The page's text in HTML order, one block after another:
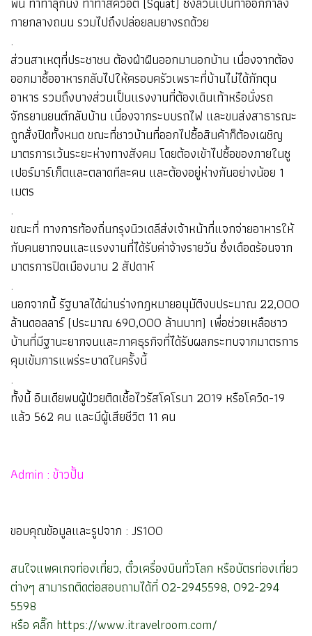
กายกลางถนน รวมไปถึงปล่อยลมยางรถด้วย
.
ส่วนสาเหตุที่ประชาชน ต้องฝ่าฝืนออกมานอกบ้าน เนื่องจากต้อง
ออกมาซื้ออาหารกลับไปให้ครอบครัวเพราะที่บ้านไม่ได้กักตุน
อาหาร รวมถึงบางส่วนเป็นแรงงานที่ต้องเดินเท้าหรือนั่งรถ
จักรยานยนต์กลับบ้าน เนื่องจากระบบรถไฟ และขนส่งสาธารณะ
ถูกสั่งปิดทั้งหมด ขณะที่ชาวบ้านที่ออกไปซื้อสินค้าก็ต้องเผชิญ
มาตรการเว้นระยะห่างทางสังคม โดยต้องเข้าไปซื้อของภายในซู
เปอร์มาร์เก็ตและตลาดทีละคน และต้องอยู่ห่างกันอย่างน้อย 1
เมตร
.
ขณะที่ ทางการท้องถิ่นกรุงนิวเดลีส่งเจ้าหน้าที่แจกจ่ายอาหารให้
กับคนยากจนและแรงงานที่ได้รับค่าจ้างรายวัน ซึ่งเดือดร้อนจาก
มาตรการปิดเมืองนาน 2 สัปดาห์
.
นอกจากนี้ รัฐบาลได้ผ่านร่างกฎหมายอนุมัติงบประมาณ 22,000
ล้านดอลลาร์ (ประมาณ 690,000 ล้านบาท) เพื่อช่วยเหลือชาว
บ้านที่มีฐานะยากจนและภาคธุรกิจที่ได้รับผลกระทบจากมาตรการ
คุมเข้มการแพร่ระบาดในครั้งนี้
.
ทั้งนี้ อินเดียพบผู้ป่วยติดเชื้อไวรัสโคโรนา 2019 หรือโควิด-19
แล้ว 562 คน และมีผู้เสียชีวิต 11 คน
Admin : ข้าวปั้น
ขอบคุณข้อมูลและรูปจาก : JS100
สนใจแพคเกจท่องเที่ยว, ตั๋วเครื่องบินทั่วโลก หรือบัตรท่องเที่ยว
ต่างๆ สามารถติดต่อสอบถามได้ที่ 02-2945598, 092-294
5598
หรือ คลิ๊ก https://www.itravelroom.com/